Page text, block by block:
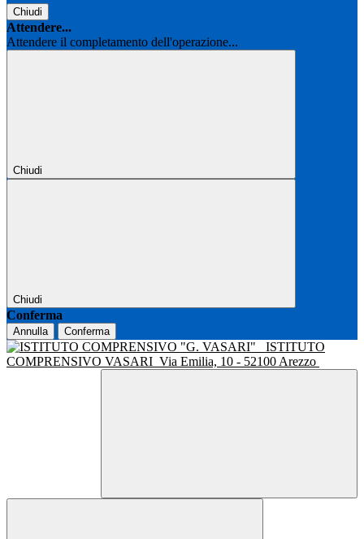
Chiudi
Attendere...
Attendere il completamento dell'operazione...
Chiudi
Chiudi
Conferma
Annulla Conferma
ISTITUTO
COMPRENSIVO VASARI Via Emilia, 10 - 52100 Arezzo